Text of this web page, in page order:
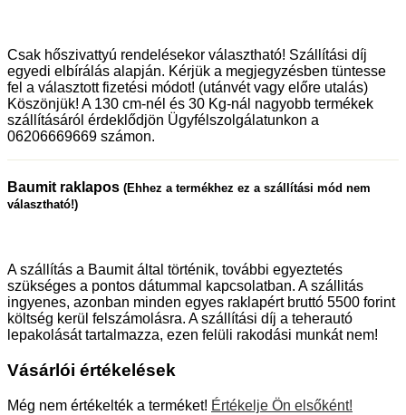
Csak hőszivattyú rendelésekor választható! Szállítási díj
egyedi elbírálás alapján. Kérjük a megjegyzésben tüntesse
fel a választott fizetési módot! (utánvét vagy előre utalás)
Köszönjük! A 130 cm-nél és 30 Kg-nál nagyobb termékek
szállításáról érdeklődjön Ügyfélszolgálatunkon a
06206669669 számon.
Baumit raklapos (Ehhez a termékhez ez a szállítási mód nem
választható!)
A szállítás a Baumit által történik, további egyeztetés
szükséges a pontos dátummal kapcsolatban. A szállitás
ingyenes, azonban minden egyes raklapért bruttó 5500 forint
költség kerül felszámolásra. A szállítási díj a teherautó
lepakolását tartalmazza, ezen felüli rakodási munkát nem!
Vásárlói értékelések
Még nem értékelték a terméket! Értékelje Ön elsőként!